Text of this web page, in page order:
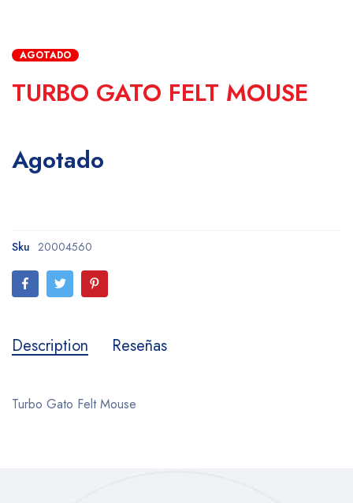
AGOTADO
TURBO GATO FELT MOUSE
Agotado
Sku 20004560
Description Reseñas
Turbo Gato Felt Mouse